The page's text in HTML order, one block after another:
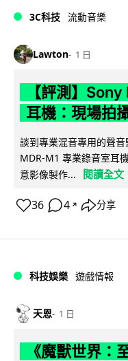
3C科技 流動音樂
Lawton 1 日
【評測】
耳機：現場拍
談到專業混音專用的聲
MDR-M1 專業錄音室耳
意影像製作...
閱讀全文
36 4 ↗ 分享
科技娛樂 遊戲情報
天恩 1 日
《魔獸世界：